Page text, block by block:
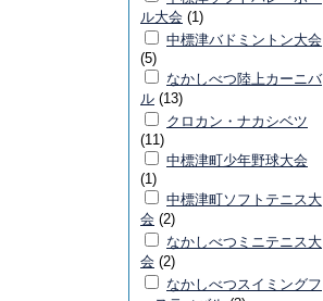
ル大会 (1)
中標津バドミントン大会
(5)
なかしべつ陸上カーニバ
ル (13)
クロカン・ナカシベツ
(11)
中標津町少年野球大会
(1)
中標津町ソフトテニス大
会 (2)
なかしべつミニテニス大
会 (2)
なかしべつスイミングフ